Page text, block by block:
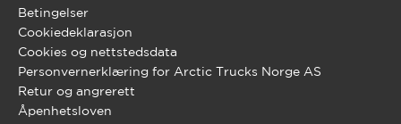
Betingelser
Cookiedeklarasjon
Cookies og nettstedsdata
Personvernerklæring for Arctic Trucks Norge AS
Retur og angrerett
Åpenhetsloven